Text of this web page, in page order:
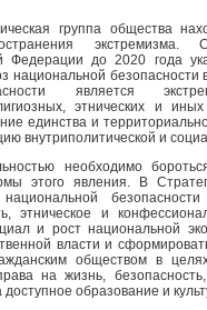
группа общества
экстремизма.
Федерации до 2020 года
национальной безопасности
является
этнических и
единства и
внутриполитической и
необходимо
этого явления. В
этническое и
и рост национальной
власти и
обществом в
на жизнь,
образование и